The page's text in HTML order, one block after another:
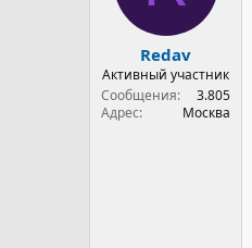
Redav
Активный участник
Сообщения
3.805
Адрес
Москва